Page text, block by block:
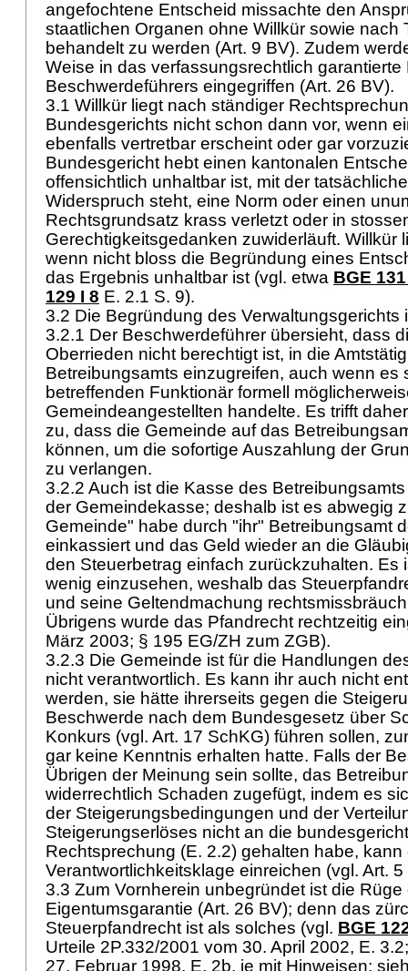
angefochtene Entscheid missachte den
staatlichen Organen ohne Willkür sowie nach
behandelt zu werden (Art. 9 BV). Zudem
Weise in das verfassungsrechtlich garantierte
Beschwerdeführers eingegriffen (Art. 26 BV).
3.1 Willkür liegt nach ständiger
Bundesgerichts nicht schon dann vor, wenn
ebenfalls vertretbar erscheint oder gar
Bundesgericht hebt einen kantonalen
offensichtlich unhaltbar ist, mit der
Widerspruch steht, eine Norm oder einen
Rechtsgrundsatz krass verletzt oder in
Gerechtigkeitsgedanken zuwiderläuft. Willkür
wenn nicht bloss die Begründung eines
das Ergebnis unhaltbar ist (vgl. etwa BGE
129 I 8 E. 2.1 S. 9).
3.2 Die Begründung des Verwaltungsgerichts
3.2.1 Der Beschwerdeführer übersieht, dass
Oberrieden nicht berechtigt ist, in die
Betreibungsamts einzugreifen, auch wenn es
betreffenden Funktionär formell
Gemeindeangestellten handelte. Es trifft
zu, dass die Gemeinde auf das
können, um die sofortige Auszahlung der
zu verlangen.
3.2.2 Auch ist die Kasse des
der Gemeindekasse; deshalb ist es abwegig
Gemeinde" habe durch "ihr" Betreibungsamt
einkassiert und das Geld wieder an die
den Steuerbetrag einfach zurückzuhalten. Es
wenig einzusehen, weshalb das
und seine Geltendmachung
Übrigens wurde das Pfandrecht rechtzeitig
März 2003; § 195 EG/ZH zum ZGB).
3.2.3 Die Gemeinde ist für die Handlungen
nicht verantwortlich. Es kann ihr auch nicht
werden, sie hätte ihrerseits gegen die
Beschwerde nach dem Bundesgesetz über
Konkurs (vgl. Art. 17 SchKG) führen sollen,
gar keine Kenntnis erhalten hatte. Falls der
Übrigen der Meinung sein sollte, das
widerrechtlich Schaden zugefügt, indem es
der Steigerungsbedingungen und der
Steigerungserlöses nicht an die
Rechtsprechung (E. 2.2) gehalten habe,
Verantwortlichkeitsklage einreichen (vgl. Art.
3.3 Zum Vornherein unbegründet ist die
Eigentumsgarantie (Art. 26 BV); denn das
Steuerpfandrecht ist als solches (vgl. BGE
Urteile 2P.332/2001 vom 30. April 2002, E.
27. Februar 1998, E. 2b, je mit Hinweisen;